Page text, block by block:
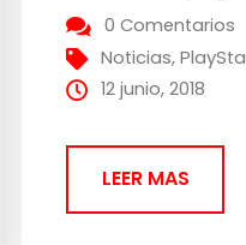
lo que muchos
absoluto ha
un nuevo
antes,...
0 Comentarios
Noticias,
12 junio, 2018
LEER MAS